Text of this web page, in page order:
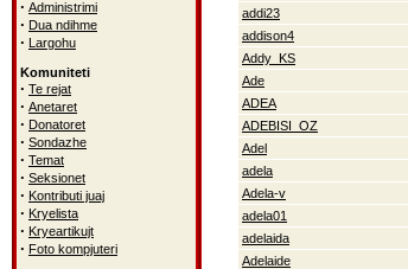
· Administrimi
· Dua ndihme
· Largohu
Komuniteti
· Te rejat
· Anetaret
· Donatoret
· Sondazhe
· Temat
· Seksionet
· Kontributi juaj
· Kryelista
· Kryeartikujt
· Foto kompjuteri
addi23
addison4
Addy_KS
Ade
ADEA
ADEBISI_OZ
Adel
adela
Adela-v
adela01
adelaida
Adelaide